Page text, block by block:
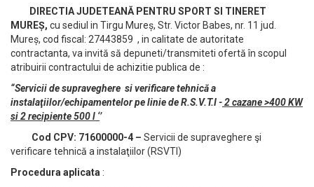
DIRECTIA JUDETEANĂ PENTRU SPORT SI TINERET
MUREȘ, cu sediul in Tirgu Mureș, Str. Victor Babes, nr. 11 jud.
Mureș, cod fiscal: 27443859 , in calitate de autoritate
contractanta, va invită să depuneti/transmiteti ofertă în scopul
atribuirii contractului de achizitie publica de :
“Servicii de supraveghere si verificare tehnică a
instalaţiilor/echipamentelor pe linie de R.S.V.T.I -2 cazane>400 KW
si 2 recipiente 500 l ‘’
Cod CPV: 71600000-4 – Servicii de supraveghere şi
verificare tehnică a instalaţiilor (RSVTI)
Procedura aplicata :